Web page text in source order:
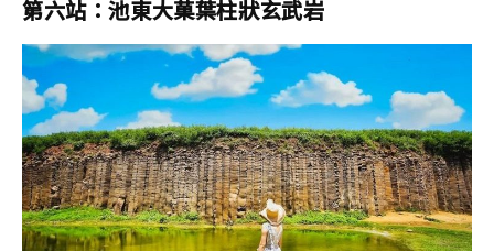
第六站：池東大菓葉柱狀玄武岩